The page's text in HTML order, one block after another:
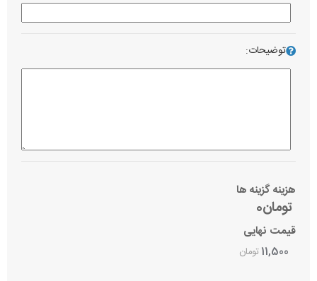
توضیحات:
هزینه گزینه ها
تومان0
قیمت نهایی
تومان11,500